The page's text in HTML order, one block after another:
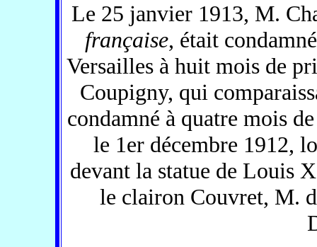
Le 25 janvier 1913, M.
française, était
Versailles à huit mois de
Coupigny, qui
condamné à quatre mois
le 1er décembre 1912,
devant la statue de Louis
le clairon Couvret, M.